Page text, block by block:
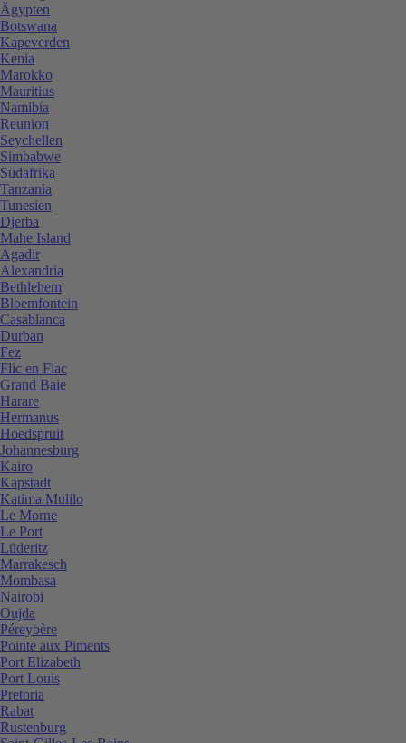
Ägypten
Botswana
Kapeverden
Kenia
Marokko
Mauritius
Namibia
Reunion
Seychellen
Simbabwe
Südafrika
Tanzania
Tunesien
Djerba
Mahe Island
Agadir
Alexandria
Bethlehem
Bloemfontein
Casablanca
Durban
Fez
Flic en Flac
Grand Baie
Harare
Hermanus
Hoedspruit
Johannesburg
Kairo
Kapstadt
Katima Mulilo
Le Morne
Le Port
Lüderitz
Marrakesch
Mombasa
Nairobi
Oujda
Péreybère
Pointe aux Piments
Port Elizabeth
Port Louis
Pretoria
Rabat
Rustenburg